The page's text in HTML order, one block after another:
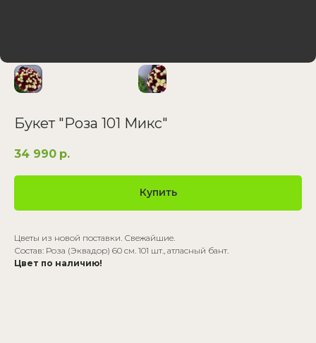
Букет "Роза 101 Микс"
34 990 р.
Купить
Цветы из новой поставки. Свежайшие.
Состав: Роза (Эквадор) 60 см. 101 шт., атласный бант.
Цвет по наличию!